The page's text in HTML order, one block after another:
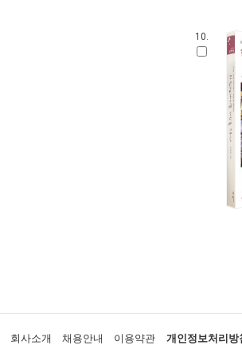
10.
회사소개 채용안내 이용약관 개인정보처리방